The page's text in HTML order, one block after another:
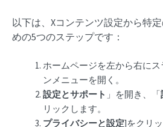
以下は、Xコンテンツ設定から特
めの5つのステップです：
ホームページを左から右に
ンメニューを開く。
設定とサポート 」を開き、「
リックします。
プライバシーと設定]をクリ